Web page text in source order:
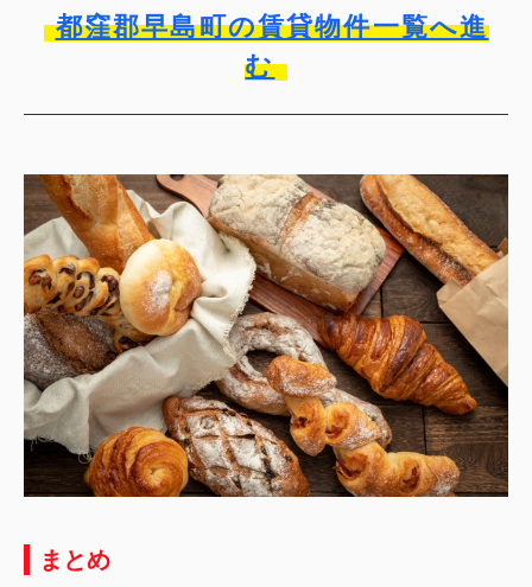
都窪郡早島町の賃貸物件一覧へ進
む
まとめ